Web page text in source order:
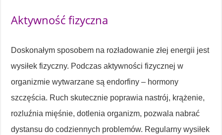
Aktywność fizyczna
Doskonałym sposobem na rozładowanie złej energii jest
wysiłek fizyczny. Podczas aktywności fizycznej w
organizmie wytwarzane są endorfiny – hormony
szczęścia. Ruch skutecznie poprawia nastrój, krążenie,
rozluźnia mięśnie, dotlenia organizm, pozwala nabrać
dystansu do codziennych problemów. Regularny wysiłek